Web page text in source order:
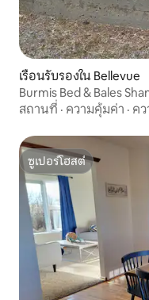
เรือนรับรองใน Bellevue
Burmis Bed & Bales
สถานที่ · ความคุ้มค่า · ค
ซูเปอร์โฮสต์
ซูเปอร์โฮสต์